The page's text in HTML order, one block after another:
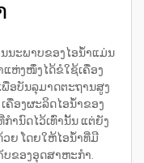
ນະພາບຂອງໄອນ້ຳແມ່ນ
ຫ່ງໜຶ່ງໄດ້ຂໍໃຊ້ເຄື່ອງ
ອບັນລຸມາດຕະຖານສູງ
ຄື່ອງຜະລິດໄອນ້ຳຂອງ
ຳນົດໄວ້ເທົ່ານັ້ນ ແຕ່ຍັງ
ຍ ໂດຍໃຫ້ໄອນ້ຳທີ່ມີ
ບຂອງອຸດສາຫະກຳ.